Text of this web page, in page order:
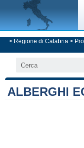
> Regione di Calabria>
ALBERGHI